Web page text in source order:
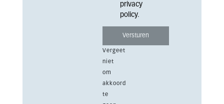
privacy
policy.
Vergeet
niet
om
akkoord
te